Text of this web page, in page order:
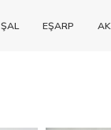
ŞAL EŞARP